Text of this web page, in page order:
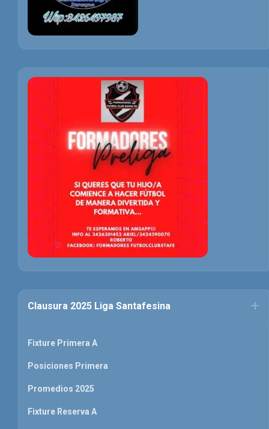
Clausura 2025 Liga Santafesina
Fixture Primera A
Posiciones Primera
Promedios 2025
Fixture Reserva A